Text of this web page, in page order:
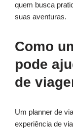
quem busca
suas aventuras.
Como
pode
de
Um planner de
experiência de